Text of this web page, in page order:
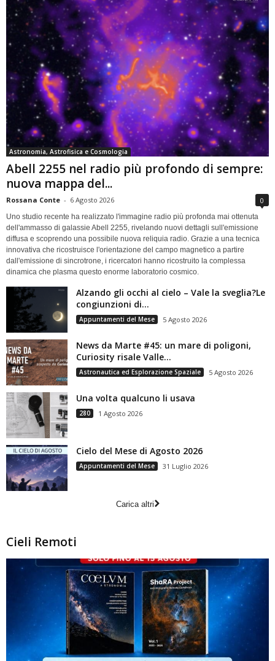
Astronomia, Astrofisica e Cosmologia
Abell 2255 nel radio più profondo di sempre:
nuova mappa del...
Rossana Conte - 6 Agosto 2026 0
Uno studio recente ha realizzato l'immagine radio più profonda mai ottenuta
dell'ammasso di galassie Abell 2255, rivelando nuovi dettagli sull'emissione
diffusa e scoprendo una possibile nuova reliquia radio. Grazie a una tecnica
innovativa che ricostruisce l'orientazione del campo magnetico a partire
dall'emissione di sincrotrone, i ricercatori hanno ricostruito la complessa
dinamica che plasma questo enorme laboratorio cosmico.
Alzando gli occhi al cielo – Vale la sveglia?Le
congiunzioni di...
Appuntamenti del Mese 5 Agosto 2026
News da Marte #45: un mare di poligoni,
Curiosity risale Valle...
Astronautica ed Esplorazione Spaziale 5 Agosto 2026
Una volta qualcuno li usava
280 1 Agosto 2026
Cielo del Mese di Agosto 2026
Appuntamenti del Mese 31 Luglio 2026
Carica altri
Cieli Remoti